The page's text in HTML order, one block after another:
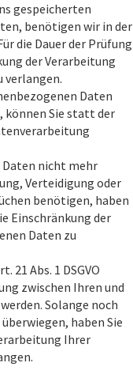
gespeicherten
benötigen wir in der
die Dauer der Prüfung
der Verarbeitung
verlangen.
Daten
können Sie statt der
Daten nicht mehr
Verteidigung oder
benötigen, haben
Einschränkung der
Daten zu
21 Abs. 1 DSGVO
zwischen Ihren und
Solange noch
haben Sie
Ihrer